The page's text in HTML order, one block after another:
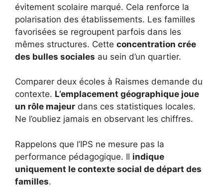
évitement scolaire marqué. Cela renforce la
polarisation des établissements. Les familles
favorisées se regroupent parfois dans les
mêmes structures. Cette concentration crée
des bulles sociales au sein d’un quartier.
Comparer deux écoles à Raismes demande du
contexte. L’emplacement géographique joue
un rôle majeur dans ces statistiques locales.
Ne l’oubliez jamais en observant les chiffres.
Rappelons que l’IPS ne mesure pas la
performance pédagogique. Il indique
uniquement le contexte social de départ des
familles.